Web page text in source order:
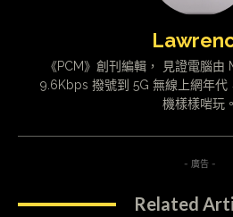
《PCM》創刊編輯， 見證電腦
9.6Kbps 撥號到 5G 無線上網年代
機樣樣啱玩。
- 廣告 -
Related